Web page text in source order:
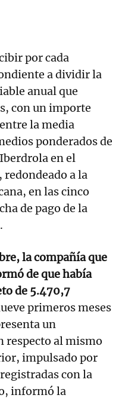
por cada
a dividir la
anual que
con un importe
la media
ponderados de
en el
a la
en las cinco
de pago de la
la compañía que
de que había
de 5.470,7
primeros meses
un
respecto al mismo
impulsado por
con la
informó la